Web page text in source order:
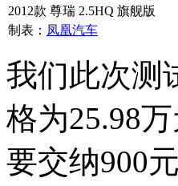
2012款 尊瑞 2.5HQ 旗舰版
制表： 凤凰汽车
我们此次测
格为25.98
要交纳900